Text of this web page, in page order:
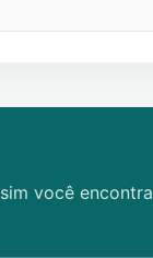
você encontra